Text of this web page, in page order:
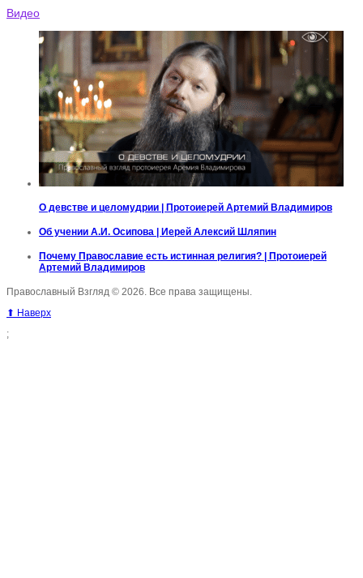
Видео
О девстве и целомудрии | Протоиерей Артемий Владимиров
Об учении А.И. Осипова | Иерей Алексий Шляпин
Почему Православие есть истинная религия? | Протоиерей
Артемий Владимиров
Православный Взгляд © 2026. Все права защищены.
⬆ Наверх
;